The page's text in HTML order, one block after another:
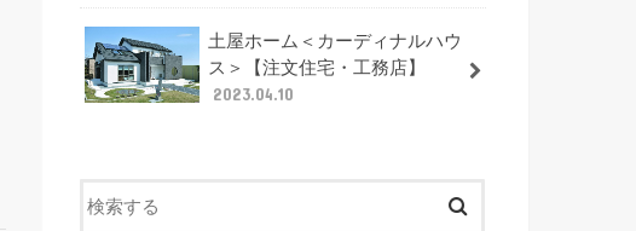
土屋ホーム＜カーディナルハウ
ス＞【注文住宅・工務店】
2023.04.10